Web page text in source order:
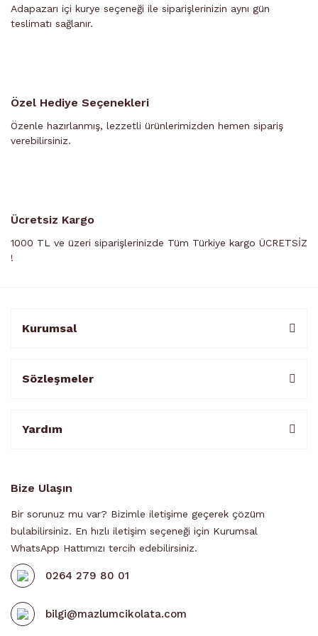
Adapazarı içi kurye seçeneği ile siparişlerinizin aynı gün
teslimatı sağlanır.
Özel Hediye Seçenekleri
Özenle hazırlanmış, lezzetli ürünlerimizden hemen sipariş
verebilirsiniz.
Ücretsiz Kargo
1000 TL ve üzeri siparişlerinizde Tüm Türkiye kargo ÜCRETSİZ
!
Kurumsal
Sözleşmeler
Yardım
Bize Ulaşın
Bir sorunuz mu var? Bizimle iletişime geçerek çözüm
bulabilirsiniz. En hızlı iletişim seçeneği için Kurumsal
WhatsApp Hattımızı tercih edebilirsiniz.
0264 279 80 01
bilgi@mazlumcikolata.com